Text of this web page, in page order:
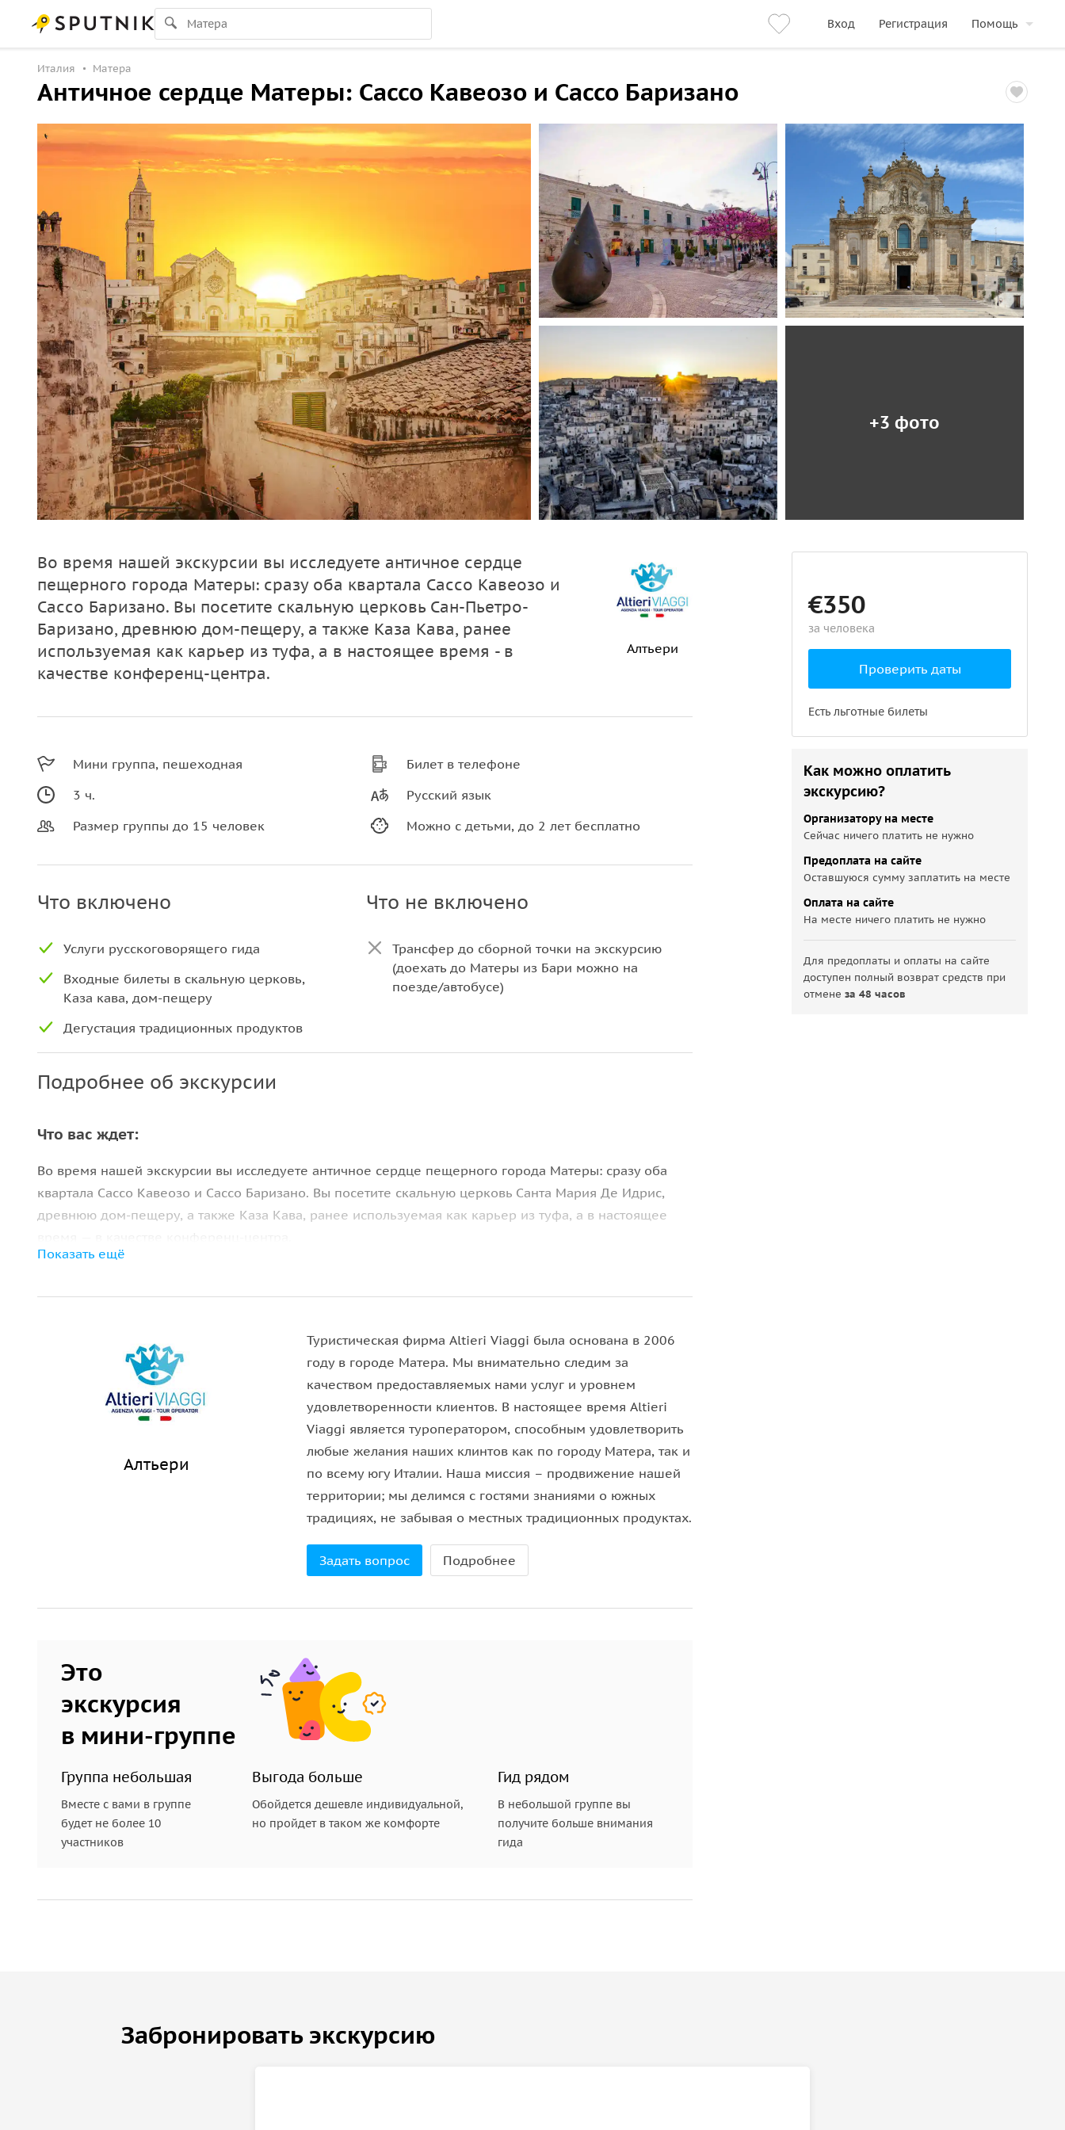
Вход Регистрация Помощь
Италия Матера
Античное сердце Матеры: Сассо Кавеозо и Сассо Баризано
+3 фото
Во время нашей экскурсии вы исследуете античное сердце
пещерного города Матеры: сразу оба квартала Сассо Кавеозо и
Сассо Баризано. Вы посетите скальную церковь Сан-Пьетро-
Баризано, древнюю дом-пещеру, а также Каза Кава, ранее
используемая как карьер из туфа, а в настоящее время - в
качестве конференц-центра.
Алтьери
Мини группа, пешеходная
3 ч.
Размер группы до 15 человек
Билет в телефоне
Русский язык
Можно с детьми, до 2 лет бесплатно
Что включено
Услуги русскоговорящего гида
Входные билеты в скальную церковь,
Каза кава, дом-пещеру
Дегустация традиционных продуктов
Что не включено
Трансфер до сборной точки на экскурсию
(доехать до Матеры из Бари можно на
поезде/автобусе)
Подробнее об экскурсии
Что вас ждет:
Во время нашей экскурсии вы исследуете античное сердце пещерного города Матеры: сразу оба
квартала Сассо Кавеозо и Сассо Баризано. Вы посетите скальную церковь Санта Мария Де Идрис,
древнюю дом-пещеру, а также Каза Кава, ранее используемая как карьер из туфа, а в настоящее
также узнаете историю одного из древнейших городов мира, например: почему в 50-х годах
дегустация традиционных продуктов Базиликаты.
Показать ещё
Алтьери
Туристическая фирма Altieri Viaggi была основана в 2006
году в городе Матера. Мы внимательно следим за
качеством предоставляемых нами услуг и уровнем
удовлетворенности клиентов. В настоящее время Altieri
Viaggi является туроператором, способным удовлетворить
любые желания наших клинтов как по городу Матера, так и
по всему югу Италии. Наша миссия – продвижение нашей
территории; мы делимся с гостями знаниями о южных
традициях, не забывая о местных традиционных продуктах.
Задать вопрос Подробнее
Это
экскурсия
в мини-группе
Группа небольшая
Вместе с вами в группе
будет не более 10
участников
Выгода больше
Обойдется дешевле индивидуальной,
но пройдет в таком же комфорте
Гид рядом
В небольшой группе вы
получите больше внимания
гида
€350
за человека
Проверить даты
Есть льготные билеты
Как можно оплатить
экскурсию?
Организатору на месте
Сейчас ничего платить не нужно
Предоплата на сайте
Оставшуюся сумму заплатить на месте
Оплата на сайте
На месте ничего платить не нужно
Для предоплаты и оплаты на сайте
доступен полный возврат средств при
отменеза 48 часов
Забронировать экскурсию